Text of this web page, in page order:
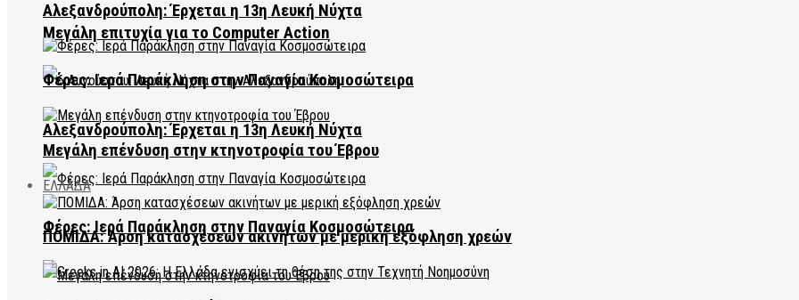
Μεγάλη επιτυχία για το Computer Action
Αλεξανδρούπολη: Έρχεται η 13η Λευκή Νύχτα
Φέρες: Ιερά Παράκληση στην Παναγία Κοσμοσώτειρα
Αλεξανδρούπολη: Έρχεται η 13η Λευκή Νύχτα
Φέρες: Ιερά Παράκληση στην Παναγία Κοσμοσώτειρα
Μεγάλη επένδυση στην κτηνοτροφία του Έβρου
ΕΛΛΑΔΑ
ΠΟΜΙΔΑ: Άρση κατασχέσεων ακινήτων με μερική εξόφληση χρεών